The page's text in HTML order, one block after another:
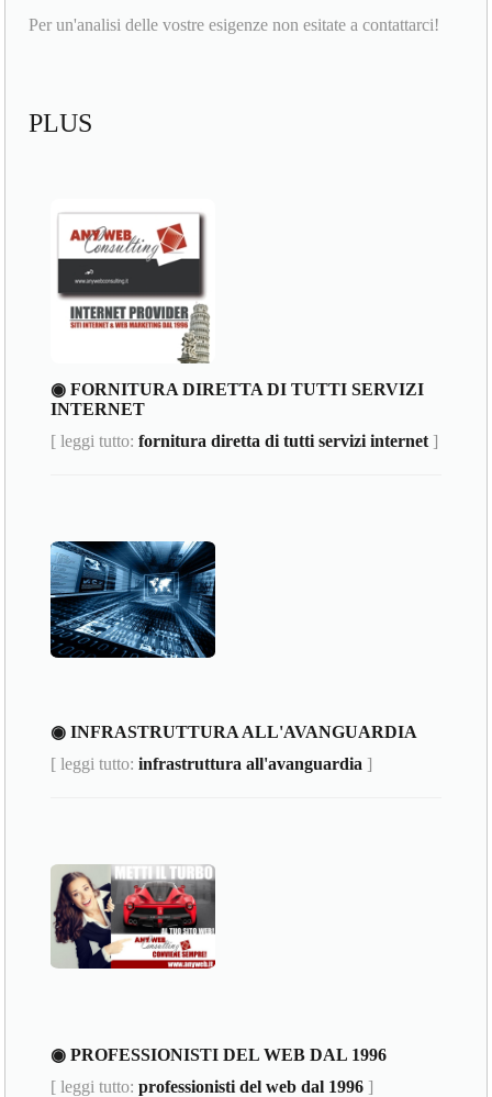
Per un'analisi delle vostre esigenze non esitate a contattarci!
PLUS
◉ FORNITURA DIRETTA DI TUTTI SERVIZI
INTERNET
[ leggi tutto:fornitura diretta di tutti servizi internet ]
◉ INFRASTRUTTURA ALL'AVANGUARDIA
[ leggi tutto:infrastruttura all'avanguardia ]
◉ PROFESSIONISTI DEL WEB DAL 1996
[ leggi tutto:professionisti del web dal 1996 ]